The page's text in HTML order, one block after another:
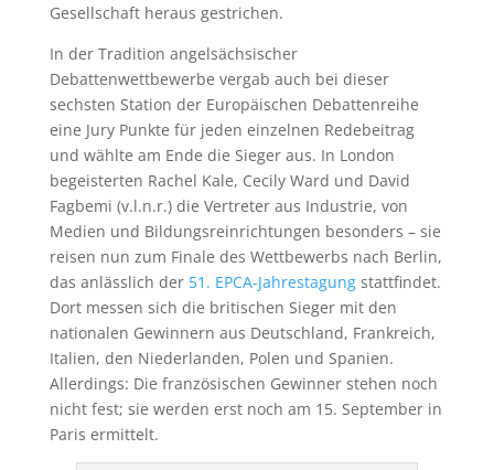
Gesellschaft heraus gestrichen.
In der Tradition angelsächsischer
Debattenwettbewerbe vergab auch bei dieser
sechsten Station der Europäischen Debattenreihe
eine Jury Punkte für jeden einzelnen Redebeitrag
und wählte am Ende die Sieger aus. In London
begeisterten Rachel Kale, Cecily Ward und David
Fagbemi (v.l.n.r.) die Vertreter aus Industrie, von
Medien und Bildungsreinrichtungen besonders – sie
reisen nun zum Finale des Wettbewerbs nach Berlin,
das anlässlich der 51. EPCA-Jahrestagungstattfindet.
Dort messen sich die britischen Sieger mit den
nationalen Gewinnern aus Deutschland, Frankreich,
Italien, den Niederlanden, Polen und Spanien.
Allerdings: Die französischen Gewinner stehen noch
nicht fest; sie werden erst noch am 15. September in
Paris ermittelt.